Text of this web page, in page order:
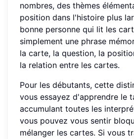
nombres, des thèmes
position dans l'histoire plus
bonne personne qui lit les
simplement une phrase
la carte, la question, la
la relation entre les cartes.
Pour les débutants, cette
vous essayez d'apprendre le
accumulant toutes les
vous pouvez vous sentir
mélanger les cartes. Si vous